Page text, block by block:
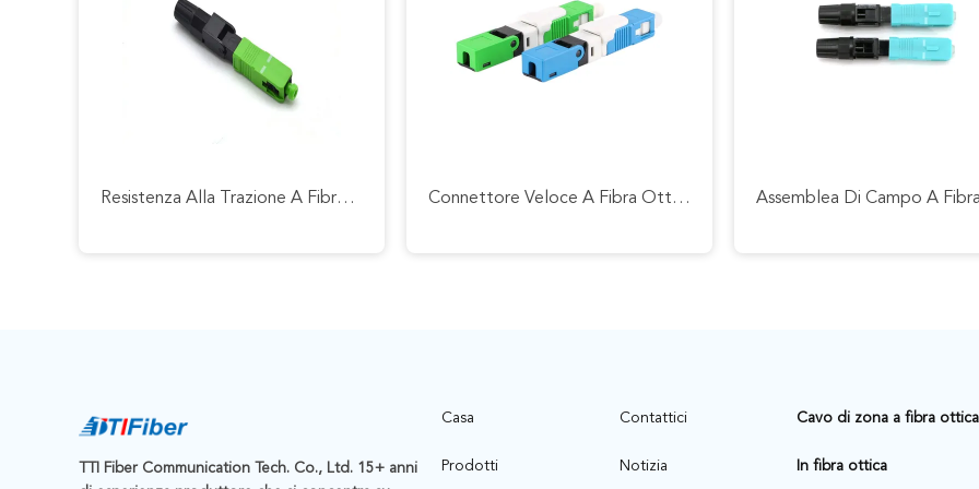
Resistenza Alla Trazione A Fibra Ottica Di Perdita Di Inserzione Del Connettore 0.3db Di Singolo Modo Dello Sc Di UPC FTTH 50N Connettore Veloce A Fibra Ottica Monomodale Di Ftth Del Connettore Rapido A Fibra Ottica Di Sc/Upc Sc/Apc MP
TTI Fiber Communication Tech. Co., Ltd. 15+ anni
Casa
Prodotti
Contattici
Notizia
Cavo di zona a fibra ottica
In fibra ottica